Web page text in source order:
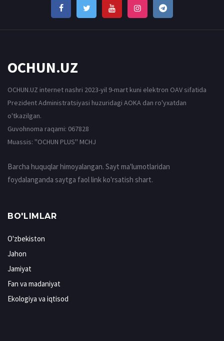
OCHUN.UZ
OCHUN.UZ internet nashri 2023-yil 9-mart kuni elektron OAV sifatida
Prezident Administratsiyasi huzuridagi AOKA dan ro'yxatdan
o'tkazilgan.
Guvohnoma raqami: 067828
Muassis: ''OCHUN PLUS'' MCHJ
Barcha huquqlar himoyalangan. Sayt ma'lumotlaridan
foydalanganda saytga faol link ko'rsatish shart.
BO'LIMLAR
O'zbekiston
Jahon
Jamiyat
Fan va madaniyat
Ekologiya va iqtisod